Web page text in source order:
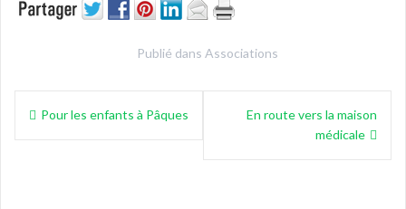
Publié dans Associations
Navigation
Pour les enfants à Pâques
En route vers la maison
médicale